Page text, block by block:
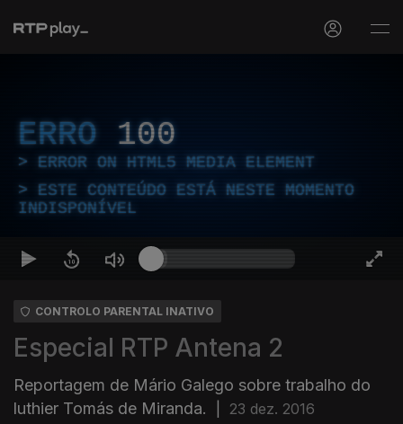
ERRO 100
ERROR ON HTML5 MEDIA ELEMENT
ESTE CONTEÚDO ESTÁ NESTE MOMENTO
INDISPONÍVEL
CONTROLO PARENTAL INATIVO
Especial RTP Antena 2
Reportagem de Mário Galego sobre trabalho do
luthier Tomás de Miranda.
23 dez. 2016